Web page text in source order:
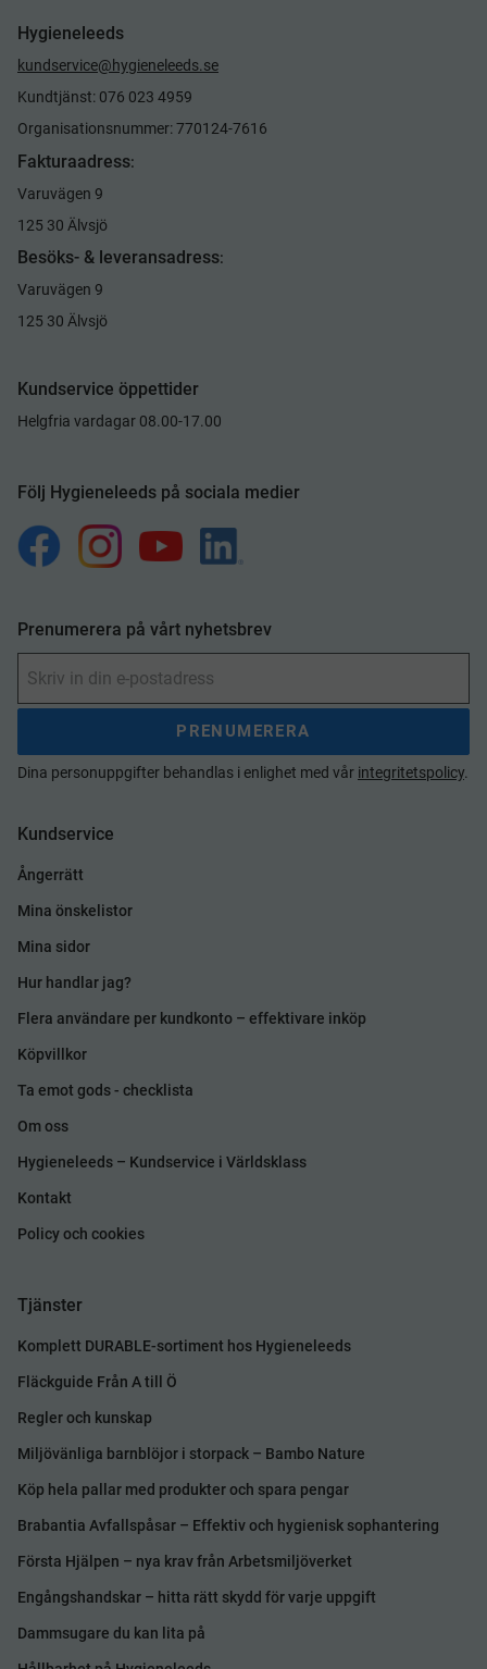
Hygieneleeds
kundservice@hygieneleeds.se
Kundtjänst: 076 023 4959
Organisationsnummer: 770124-7616
Fakturaadress:
Varuvägen 9
125 30 Älvsjö
Besöks- & leveransadress:
Varuvägen 9
125 30 Älvsjö
Kundservice öppettider
Helgfria vardagar 08.00-17.00
Följ Hygieneleeds på sociala medier
Prenumerera på vårt nyhetsbrev
PRENUMERERA
Dina personuppgifter behandlas i enlighet med vår integritetspolicy.
Kundservice
Ångerrätt
Mina önskelistor
Mina sidor
Hur handlar jag?
Flera användare per kundkonto – effektivare inköp
Köpvillkor
Ta emot gods - checklista
Om oss
Hygieneleeds – Kundservice i Världsklass
Kontakt
Policy och cookies
Tjänster
Komplett DURABLE-sortiment hos Hygieneleeds
Fläckguide Från A till Ö
Regler och kunskap
Miljövänliga barnblöjor i storpack – Bambo Nature
Köp hela pallar med produkter och spara pengar
Brabantia Avfallspåsar – Effektiv och hygienisk sophantering
Första Hjälpen – nya krav från Arbetsmiljöverket
Engångshandskar – hitta rätt skydd för varje uppgift
Dammsugare du kan lita på